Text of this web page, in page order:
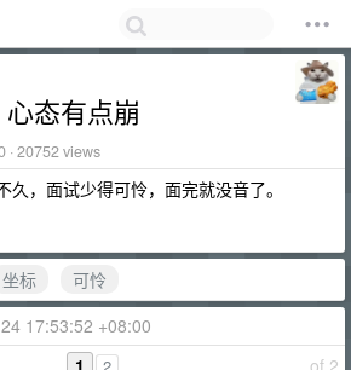
态有点崩
· 20752 views
，面试少得可怜，面完就没音了。
坐标
可怜
17:53:52 +08:00
of 2
1